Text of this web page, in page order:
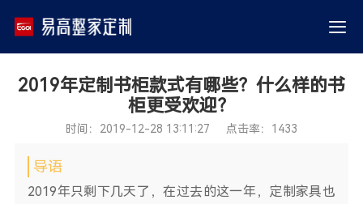
2019年定制书柜款式有哪些？什么样的书
柜更受欢迎？
时间：2019-12-28 13:11:27 点击率：1433
导语
2019年只剩下几天了，在过去的这一年，定制家具也